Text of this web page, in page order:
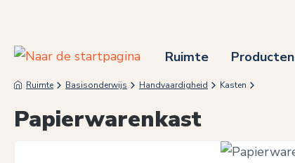
Ruimte Producten
Ruimte Basisonderwijs Handvaardigheid Kasten
Papierwarenkast